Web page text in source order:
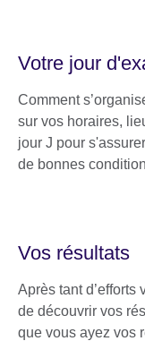
Votre jour
Comment
sur vos horaires,
jour J pour
de bonnes
Vos résultats
Après tant
de découvrir vos
que vous ayez vos